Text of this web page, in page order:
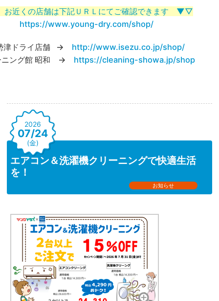
くの店舗は下記ＵＲＬにてご確認できます ▼▽
https://www.young-dry.com/shop/
津ドライ店舗 → http://www.isezu.co.jp/shop/
ニング館 昭和 → https://cleaning-showa.jp/shop
エアコン＆洗濯機クリーニングで快適生活
を！
お知らせ
2026
07/24
(金)